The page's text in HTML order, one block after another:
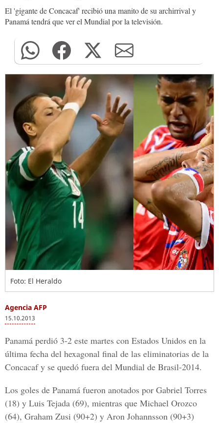
El 'gigante de Concacaf' recibió una manito de su archirrival y
Panamá tendrá que ver el Mundial por la televisión.
Foto: El Heraldo
Agencia AFP
15.10.2013
Panamá perdió 3-2 este martes con Estados Unidos en la
última fecha del hexagonal final de las eliminatorias de la
Concacaf y se quedó fuera del Mundial de Brasil-2014.
Los goles de Panamá fueron anotados por Gabriel Torres
(18) y Luis Tejada (69), mientras que Michael Orozco
(64), Graham Zusi (90+2) y Aron Johannsson (90+3)